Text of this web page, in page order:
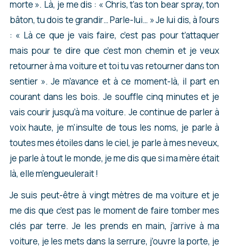
morte ». Là, je me dis : « Chris, t’as ton bear spray, ton
bâton, tu dois te grandir… Parle-lui… » Je lui dis, à l’ours
: « Là ce que je vais faire, c’est pas pour t’attaquer
mais pour te dire que c’est mon chemin et je veux
retourner à ma voiture et toi tu vas retourner dans ton
sentier ». Je m’avance et à ce moment-là, il part en
courant dans les bois. Je souffle cinq minutes et je
vais courir jusqu’à ma voiture. Je continue de parler à
voix haute, je m’insulte de tous les noms, je parle à
toutes mes étoiles dans le ciel, je parle à mes neveux,
je parle à tout le monde, je me dis que si ma mère était
là, elle m’engueulerait !
Je suis peut-être à vingt mètres de ma voiture et je
me dis que c’est pas le moment de faire tomber mes
clés par terre. Je les prends en main, j’arrive à ma
voiture, je les mets dans la serrure, j’ouvre la porte, je